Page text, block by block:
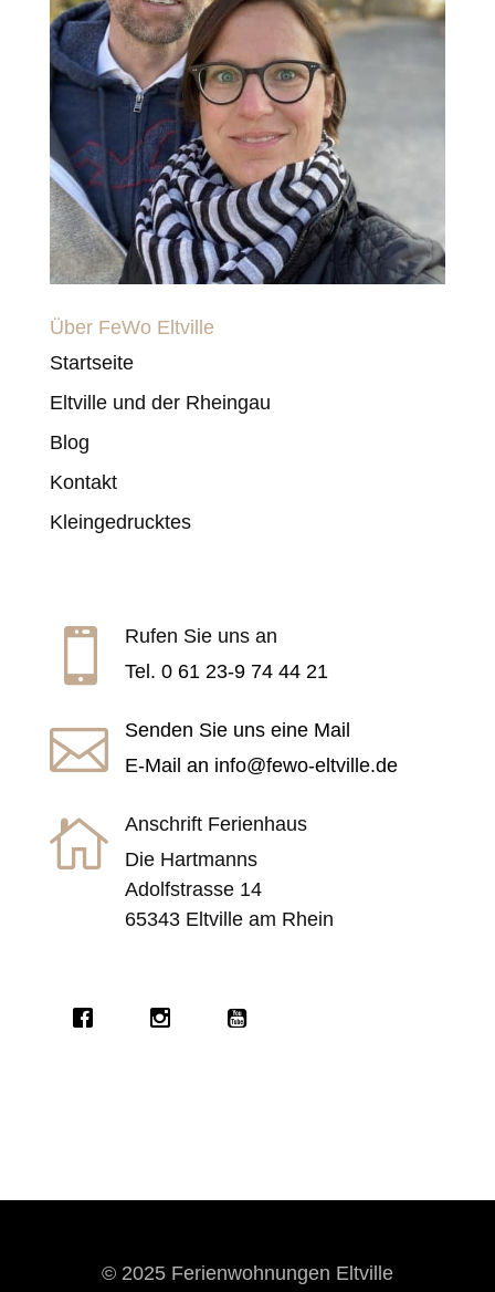
Über FeWo Eltville
Startseite
Eltville und der Rheingau
Blog
Kontakt
Kleingedrucktes

Rufen Sie uns an
Tel. 0 61 23-9 74 44 21

Senden Sie uns eine Mail
E-Mail an info@fewo-eltville.de

Anschrift Ferienhaus
Die Hartmanns
Adolfstrasse 14
65343 Eltville am Rhein
© 2025 Ferienwohnungen Eltville